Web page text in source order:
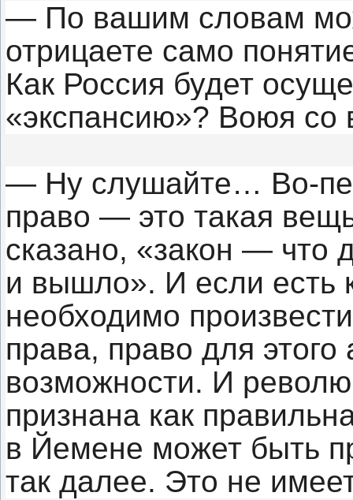
— По вашим словам
отрицаете само
Как Россия будет
«экспансию»? Воюя
— Ну слушайте… Во-
право — это такая
сказано, «закон — что
и вышло». И если есть
необходимо
права, право для этого
возможности. И
признана как
в Йемене может быть
так далее. Это не